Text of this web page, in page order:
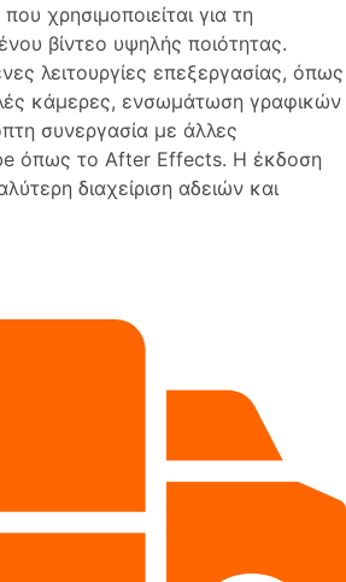
χρησιμοποιείται για τη
βίντεο υψηλής ποιότητας.
λειτουργίες επεξεργασίας, όπως
κάμερες, ενσωμάτωση γραφικών
συνεργασία με άλλες
όπως το After Effects. Η έκδοση
διαχείριση αδειών και